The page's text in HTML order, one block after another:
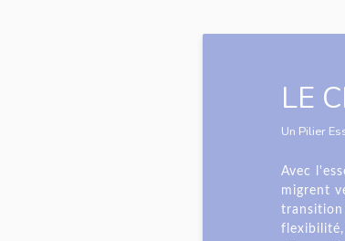
LE
Un Pilier
Avec
migrent
transition